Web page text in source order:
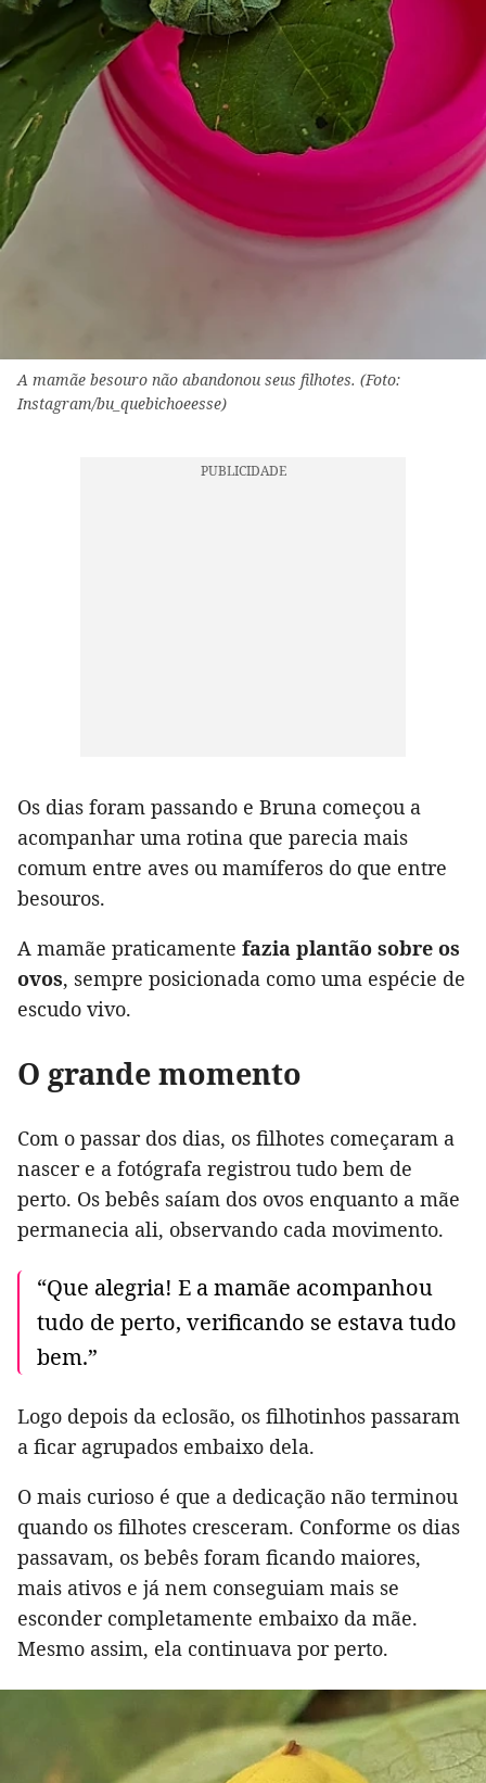
A mamãe besouro não abandonou seus filhotes. (Foto:
Instagram/bu_quebichoeesse)
Os dias foram passando e Bruna começou a
acompanhar uma rotina que parecia mais
comum entre aves ou mamíferos do que entre
besouros.
A mamãe praticamente fazia plantão sobre os
ovos, sempre posicionada como uma espécie de
escudo vivo.
O grande momento
Com o passar dos dias, os filhotes começaram a
nascer e a fotógrafa registrou tudo bem de
perto. Os bebês saíam dos ovos enquanto a mãe
permanecia ali, observando cada movimento.
“Que alegria! E a mamãe acompanhou
tudo de perto, verificando se estava tudo
bem.”
Logo depois da eclosão, os filhotinhos passaram
a ficar agrupados embaixo dela.
O mais curioso é que a dedicação não terminou
quando os filhotes cresceram. Conforme os dias
passavam, os bebês foram ficando maiores,
mais ativos e já nem conseguiam mais se
esconder completamente embaixo da mãe.
Mesmo assim, ela continuava por perto.